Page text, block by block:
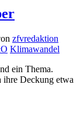
zfvredaktion
Klimawandel
ein Thema.
ihre Deckung etwa